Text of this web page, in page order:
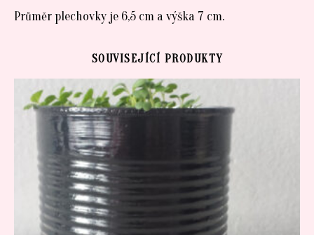
Průměr plechovky je 6,5 cm a výška 7 cm.
SOUVISEJÍCÍ PRODUKTY